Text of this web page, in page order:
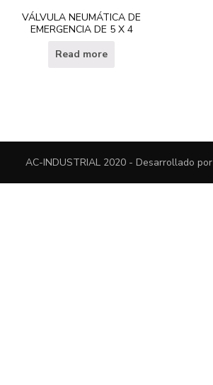
VÁLVULA NEUMÁTICA DE
EMERGENCIA DE 5 X 4
Read more
AC-INDUSTRIAL 2020 - Desarrollado por